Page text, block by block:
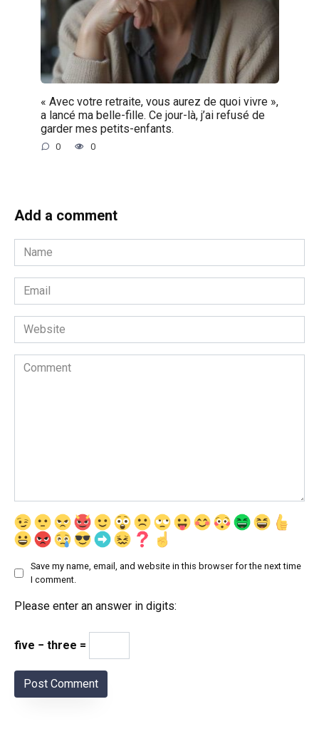
« Avec votre retraite, vous aurez de quoi vivre »,
a lancé ma belle-fille. Ce jour-là, j’ai refusé de
garder mes petits-enfants.
0 0
Add a comment
Name
*
Email
*
Website
Comment
Save my name, email, and website in this browser for the next time
I comment.
Please enter an answer in digits:
five − three =